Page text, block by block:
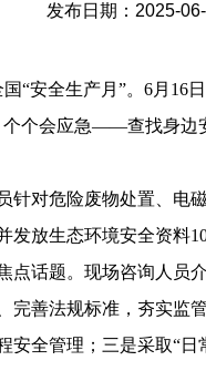
发布日期：2025-
“安全生产月”。6月16
个个会应急——查找身边
针对危险废物处置、电
发放生态环境安全资料
点话题。现场咨询人员
完善法规标准，夯实监
安全管理；三是采取“